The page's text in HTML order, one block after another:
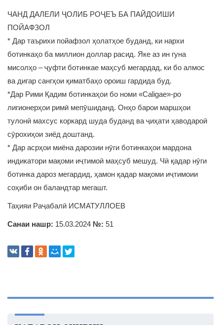
ЧАНД ДАЛЕЛИ ҶОЛИБ РОҶЕЪ БА ПАЙДОИШИ
ПОЙАФЗОЛ
* Дар таърихи пойафзол ҳолатҳое буданд, ки нархи
ботинкаҳо ба миллион доллар расид. Яке аз ин гуна
мисолҳо – ҷуфти ботинкае маҳсуб мегардад, ки бо алмос
ва дигар сангҳои қиматбаҳо ороиш гардида буд.
*Дар Рими Қадим ботинкаҳои бо номи «Caligae»-ро
лигионерҳои римӣ мепӯшиданд. Онҳо барои маршҳои
тулонӣ махсус коркард шуда буданд ва ҷиҳати ҳаводароӣ
сӯрохиҳои зиёд доштанд.
* Дар асрҳои миёна дарозии нӯги ботинкаҳои мардона
индикатори мақоми иҷтимоӣ маҳсуб мешуд. Чӣ қадар нӯги
ботинка дароз мегардид, ҳамон қадар мақоми иҷтимоии
соҳиби он баландтар мегашт.
Таҳияи Раҷабалӣ ИСМАТУЛЛОЕВ
Санаи нашр: 15.03.2024 №: 51